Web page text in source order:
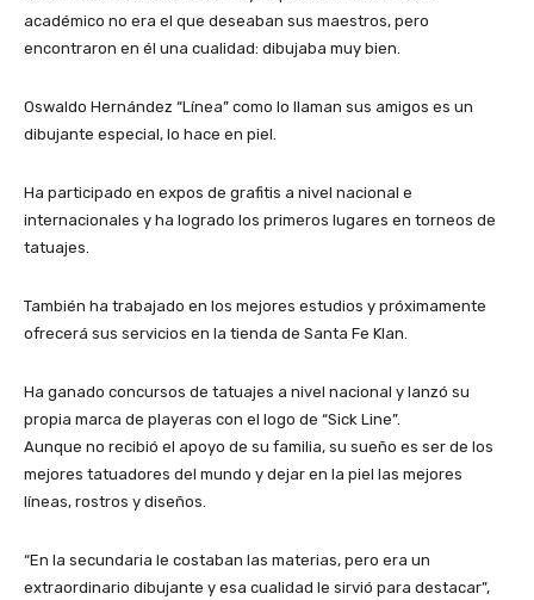
académico no era el que deseaban sus maestros, pero
encontraron en él una cualidad: dibujaba muy bien.
Oswaldo Hernández “Línea” como lo llaman sus amigos es un
dibujante especial, lo hace en piel.
Ha participado en expos de grafitis a nivel nacional e
internacionales y ha logrado los primeros lugares en torneos de
tatuajes.
También ha trabajado en los mejores estudios y próximamente
ofrecerá sus servicios en la tienda de Santa Fe Klan.
Ha ganado concursos de tatuajes a nivel nacional y lanzó su
propia marca de playeras con el logo de “Sick Line”.
Aunque no recibió el apoyo de su familia, su sueño es ser de los
mejores tatuadores del mundo y dejar en la piel las mejores
líneas, rostros y diseños.
“En la secundaria le costaban las materias, pero era un
extraordinario dibujante y esa cualidad le sirvió para destacar”,